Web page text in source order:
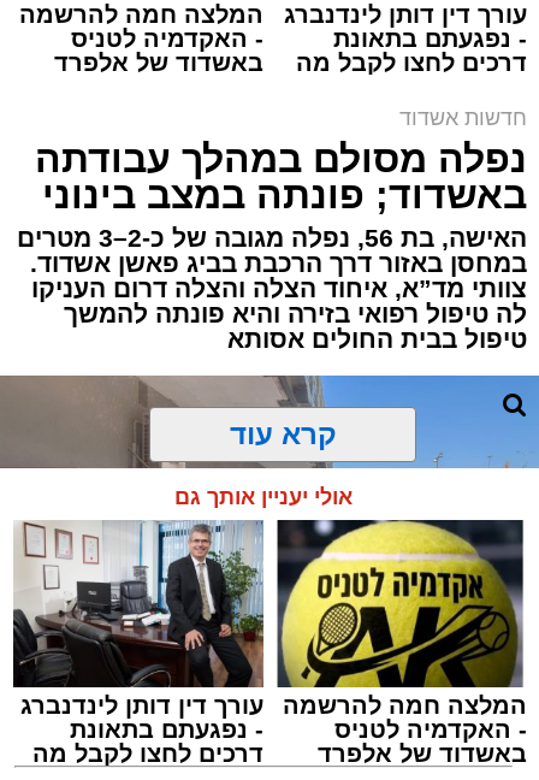
איחוד הצלה
אירוע דרמטי הסתיים בנס רפואי באשדוד, לאחר
שגבר בן 56 התמוטט בביתו שבאחד הרחובות
ברובע י"א בעיר, כתוצאה מאירוע פתאומי שגרם
להפסקת פעילות ליבו.
למקום הוזעקו מיד צוותי רפואה ומתנדבים של
ארגון "איחוד הצלה". החובשים והפרמדיקים
הכרה, ופתחו מיידית בפעולות החייאה מתקדמות,
הכוללות עיסויי לב ושימוש במפעם (דפיברילטור).
בזכות התושייה והפעילות המהירה והמקצועית של
הצוותים בשטח, ליבו של הגבר שב לפעום.
לאחר ייצוב מצבו הראשוני, הוא פונה באמבולנס
לבית חולים להמשך קבלת טיפול רפואי כשמצבו
מוגדר יציב.
מעוניינים להגיב? לדווח ? צרו איתנו קשר במייל -
ASHDODS@ISNET.CO.IL
עורך דין דותן לינדנברג
- נפגעתם בתאונת
דרכים לחצו לקבל מה
המלצה חמה להרשמה
- האקדמיה לטניס
באשדוד של אלפרד
חדשות אשדוד
נפלה מסולם במהלך עבודתה
באשדוד; פונתה במצב בינוני
האישה, בת 56, נפלה מגובה של כ-2–3 מטרים
במחסן באזור דרך הרכבת בביג פאשן אשדוד.
צוותי מד”א, איחוד הצלה והצלה דרום העניקו
לה טיפול רפואי בזירה והיא פונתה להמשך
טיפול בבית החולים אסותא
קרא עוד
אולי יעניין אותך גם
המלצה חמה להרשמה
- האקדמיה לטניס
באשדוד של אלפרד
עורך דין דותן לינדנברג
- נפגעתם בתאונת
דרכים לחצו לקבל מה